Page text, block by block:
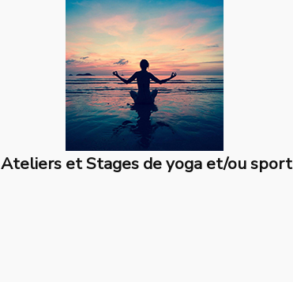
Ateliers et Stages de yoga et/ou sport